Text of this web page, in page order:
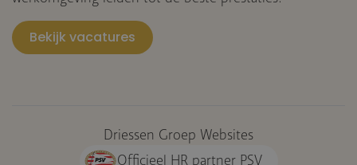
Bekijk vacatures
Driessen Groep Websites
Officieel HR partner PSV